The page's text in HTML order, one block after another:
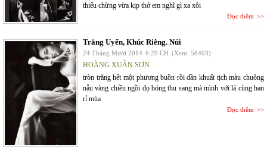
thiếu chừng vừa kịp thở em nghĩ gì xa xôi
Đọc thêm
Trăng Uyển, Khúc Riêng. Núi
24 Tháng Mười 2014 6:29 CH (Xem: 58403)
HOÀNG XUÂN SƠN
tròn trăng hết một phương buồn rồi dần khuất tịch màu chuông
nẫu vàng chiều ngồi đọ bóng thu sang mà mình với lá cùng han
rỉ mùa
Đọc thêm